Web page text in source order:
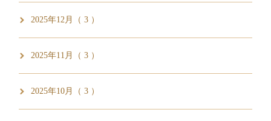
2025年12月（ 3 ）
2025年11月（ 3 ）
2025年10月（ 3 ）